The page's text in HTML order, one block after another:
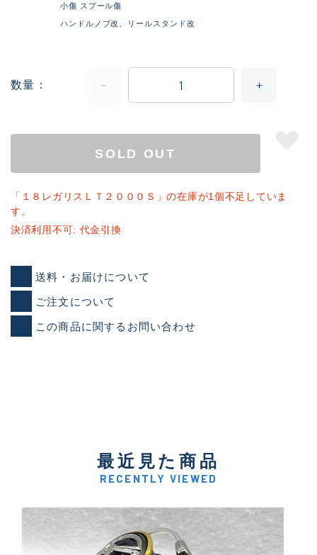
小傷 スプール傷
ハンドルノブ改、リールスタンド改
数量
SOLD OUT
「１８レガリスＬＴ２０００Ｓ」の在庫が1個不足していま
す。
決済利用不可: 代金引換
送料・お届けについて
ご注文について
この商品に関するお問い合わせ
最近見た商品
RECENTLY VIEWED